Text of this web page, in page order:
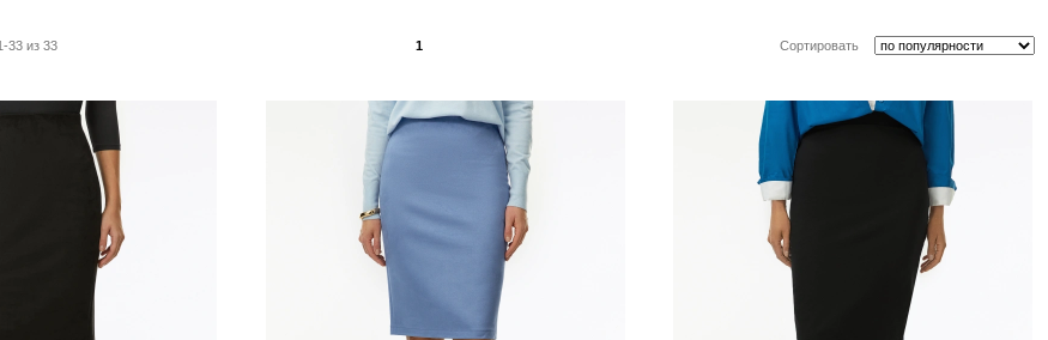
33 из 33 1 Сортировать